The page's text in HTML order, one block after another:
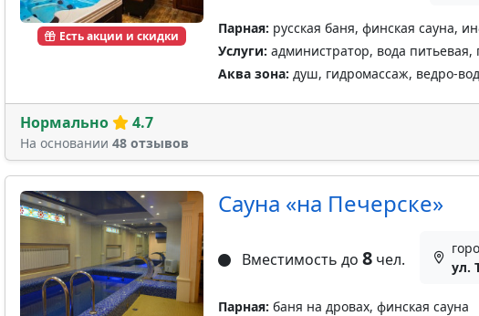
Есть акции и скидки Парная: русская баня, финская сауна,
Услуги: администратор, вода
Аква зона: душ, гидромассаж, ведро-
Нормально 4.7
На основании 48 отзывов
Сауна «на Печерске»
Вместимость до 8чел.
ул.
Парная: баня на дровах, финская сауна